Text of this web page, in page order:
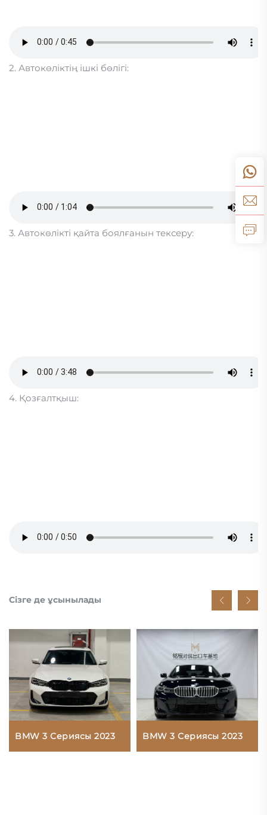
2. Автокөліктің ішкі бөлігі:
3. Автокөлікті қайта боялғанын тексеру:
4. Қозғалтқыш:
Сізге де ұсынылады
BMW 3 Сериясы 2023 BMW 3 Сериясы 2023